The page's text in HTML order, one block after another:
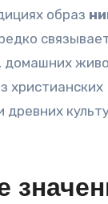
образ
домашних
христианских
древних